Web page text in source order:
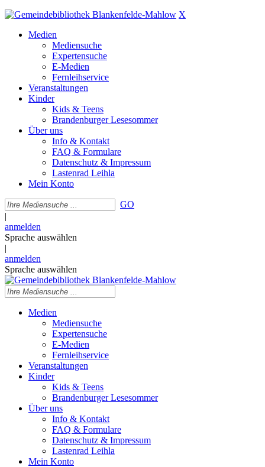
X
Medien
Mediensuche
Expertensuche
E-Medien
Fernleihservice
Veranstaltungen
Kinder
Kids & Teens
Brandenburger Lesesommer
Über uns
Info & Kontakt
FAQ & Formulare
Datenschutz & Impressum
Lastenrad Leihla
Mein Konto
GO
|
anmelden
Sprache auswählen
|
anmelden
Sprache auswählen
Medien
Mediensuche
Expertensuche
E-Medien
Fernleihservice
Veranstaltungen
Kinder
Kids & Teens
Brandenburger Lesesommer
Über uns
Info & Kontakt
FAQ & Formulare
Datenschutz & Impressum
Lastenrad Leihla
Mein Konto